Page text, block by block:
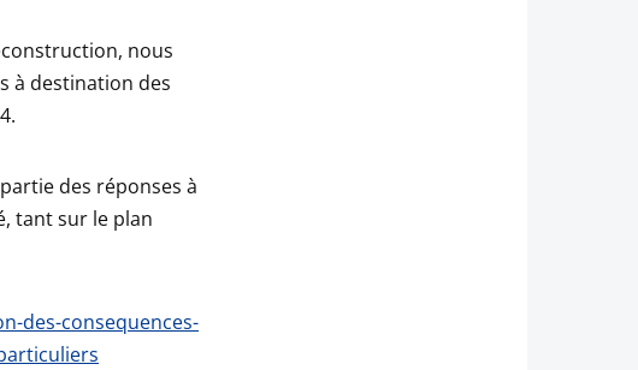
nous
à destination des
des réponses à
tant sur le plan
des-consequences-